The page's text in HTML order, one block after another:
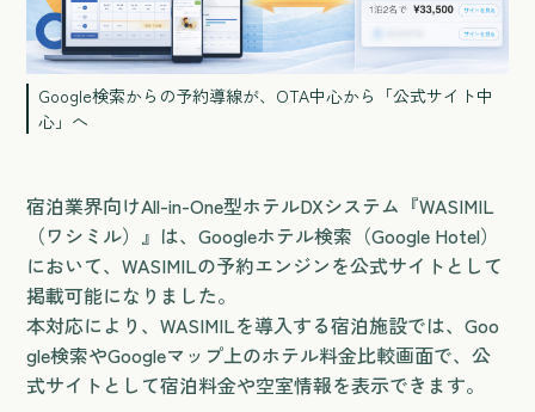
Google検索からの予約導線が、OTA中心から「公式サイト中
心」へ
宿泊業界向けAll-in-One型ホテルDXシステム『WASIMIL
（ワシミル）』は、Googleホテル検索（Google Hotel）
において、WASIMILの予約エンジンを公式サイトとして
掲載可能になりました。
本対応により、WASIMILを導入する宿泊施設では、Goo
gle検索やGoogleマップ上のホテル料金比較画面で、公
式サイトとして宿泊料金や空室情報を表示できます。